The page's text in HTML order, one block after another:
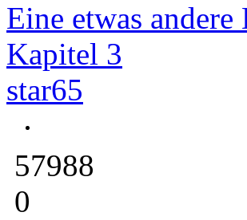
Eine etwas
Kapitel 3
star65
57988
0